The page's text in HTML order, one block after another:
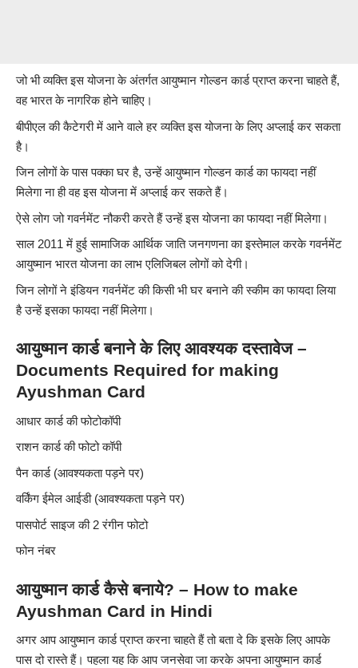
जो भी व्यक्ति इस योजना के अंतर्गत आयुष्मान गोल्डन कार्ड प्राप्त करना चाहते हैं,
वह भारत के नागरिक होने चाहिए।
बीपीएल की कैटेगरी में आने वाले हर व्यक्ति इस योजना के लिए अप्लाई कर सकता
है।
जिन लोगों के पास पक्का घर है, उन्हें आयुष्मान गोल्डन कार्ड का फायदा नहीं
मिलेगा ना ही वह इस योजना में अप्लाई कर सकते हैं।
ऐसे लोग जो गवर्नमेंट नौकरी करते हैं उन्हें इस योजना का फायदा नहीं मिलेगा।
साल 2011 में हुई सामाजिक आर्थिक जाति जनगणना का इस्तेमाल करके गवर्नमेंट
आयुष्मान भारत योजना का लाभ एलिजिबल लोगों को देगी।
जिन लोगों ने इंडियन गवर्नमेंट की किसी भी घर बनाने की स्कीम का फायदा लिया
है उन्हें इसका फायदा नहीं मिलेगा।
आयुष्मान कार्ड बनाने के लिए आवश्यक दस्तावेज –
Documents Required for making
Ayushman Card
आधार कार्ड की फोटोकॉपी
राशन कार्ड की फोटो कॉपी
पैन कार्ड (आवश्यकता पड़ने पर)
वर्किंग ईमेल आईडी (आवश्यकता पड़ने पर)
पासपोर्ट साइज की 2 रंगीन फोटो
फोन नंबर
आयुष्मान कार्ड कैसे बनाये? – How to make
Ayushman Card in Hindi
अगर आप आयुष्मान कार्ड प्राप्त करना चाहते हैं तो बता दे कि इसके लिए आपके
पास दो रास्ते हैं। पहला यह कि आप जनसेवा जा करके अपना आयुष्मान कार्ड